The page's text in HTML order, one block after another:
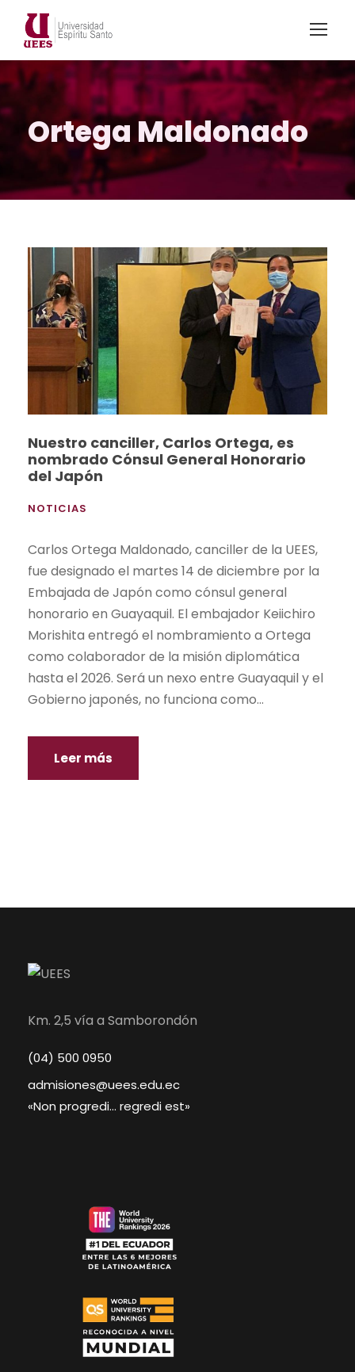
Ortega Maldonado
Nuestro canciller, Carlos Ortega, es
nombrado Cónsul General Honorario
del Japón
NOTICIAS
Carlos Ortega Maldonado, canciller de la UEES,
fue designado el martes 14 de diciembre por la
Embajada de Japón como cónsul general
honorario en Guayaquil. El embajador Keiichiro
Morishita entregó el nombramiento a Ortega
como colaborador de la misión diplomática
hasta el 2026. Será un nexo entre Guayaquil y el
Gobierno japonés, no funciona como...
Leer más
Km. 2,5 vía a Samborondón
(04) 500 0950
admisiones@uees.edu.ec
«Non progredi… regredi est»